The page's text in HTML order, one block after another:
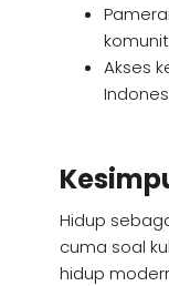
Akses
Hidup
cuma soal
hidup